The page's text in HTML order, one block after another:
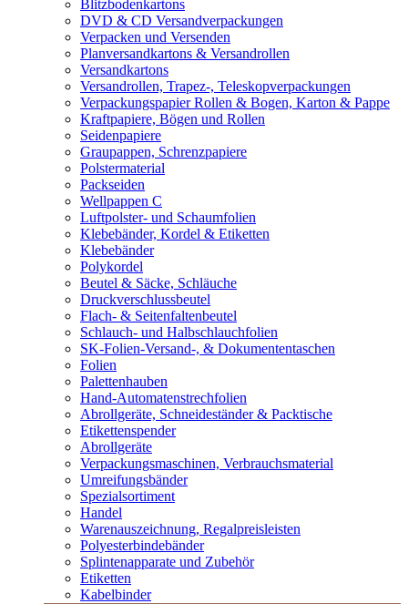
Blitzbodenkartons
DVD & CD Versandverpackungen
Verpacken und Versenden
Planversandkartons & Versandrollen
Versandkartons
Versandrollen, Trapez-, Teleskopverpackungen
Verpackungspapier Rollen & Bogen, Karton & Pappe
Kraftpapiere, Bögen und Rollen
Seidenpapiere
Graupappen, Schrenzpapiere
Polstermaterial
Packseiden
Wellpappen C
Luftpolster- und Schaumfolien
Klebebänder, Kordel & Etiketten
Klebebänder
Polykordel
Beutel & Säcke, Schläuche
Druckverschlussbeutel
Flach- & Seitenfaltenbeutel
Schlauch- und Halbschlauchfolien
SK-Folien-Versand-, & Dokumententaschen
Folien
Palettenhauben
Hand-Automatenstrechfolien
Abrollgeräte, Schneideständer & Packtische
Etikettenspender
Abrollgeräte
Verpackungsmaschinen, Verbrauchsmaterial
Umreifungsbänder
Spezialsortiment
Handel
Warenauszeichnung, Regalpreisleisten
Polyesterbindebänder
Splintenapparate und Zubehör
Etiketten
Kabelbinder